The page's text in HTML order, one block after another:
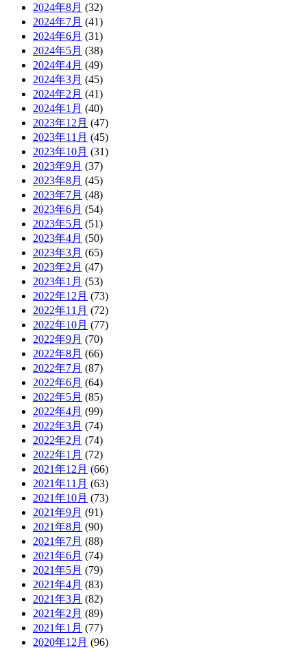
2024年8月 (32)
2024年7月 (41)
2024年6月 (31)
2024年5月 (38)
2024年4月 (49)
2024年3月 (45)
2024年2月 (41)
2024年1月 (40)
2023年12月 (47)
2023年11月 (45)
2023年10月 (31)
2023年9月 (37)
2023年8月 (45)
2023年7月 (48)
2023年6月 (54)
2023年5月 (51)
2023年4月 (50)
2023年3月 (65)
2023年2月 (47)
2023年1月 (53)
2022年12月 (73)
2022年11月 (72)
2022年10月 (77)
2022年9月 (70)
2022年8月 (66)
2022年7月 (87)
2022年6月 (64)
2022年5月 (85)
2022年4月 (99)
2022年3月 (74)
2022年2月 (74)
2022年1月 (72)
2021年12月 (66)
2021年11月 (63)
2021年10月 (73)
2021年9月 (91)
2021年8月 (90)
2021年7月 (88)
2021年6月 (74)
2021年5月 (79)
2021年4月 (83)
2021年3月 (82)
2021年2月 (89)
2021年1月 (77)
2020年12月 (96)